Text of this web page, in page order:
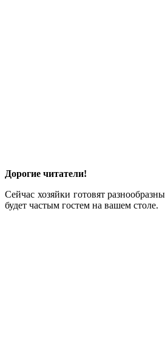
Дорогие читатели!
Сейчас хозяйки готовят
будет частым гостем на вашем столе.